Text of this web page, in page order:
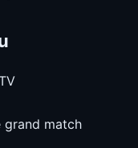
grand match